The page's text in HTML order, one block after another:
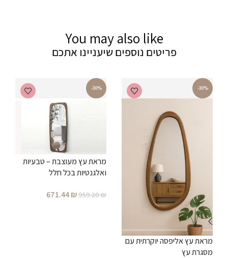
You may also like
פריטים נוספים שיעניינו אתכם
-30%
מראת עץ אליפסה יוקרתית עם
מסגרת עץ
-30%
מראת עץ מעוצבת – טבעיות
ואלגנטיות בכל חלל
959.20₪
671.44₪